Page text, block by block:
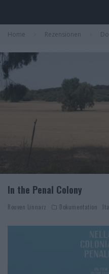
Home Rezensionen
In the Penal Colony
Rouven Linnarz Dokumentation